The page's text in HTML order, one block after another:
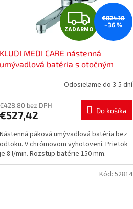
Z
A
D
A
R
M
O
ZADARMO
€824,10
–36 %
KLUDI MEDI CARE nástenná
umývadlová batéria s otočným
Odosielame do 3-5 dní
€428,80 bez DPH
€527,42 Do košíka
Nástenná páková umývadlová batéria bez
odtoku. V chrómovom vyhotovení. Prietok
je 8 l/min. Rozstup batérie 150 mm.
Kód: 52814